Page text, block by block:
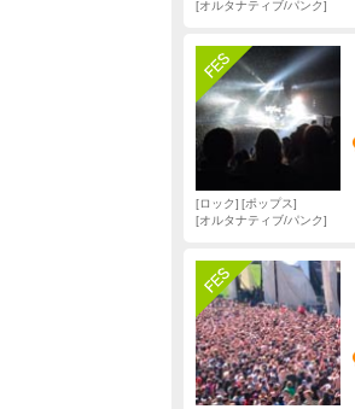
オルタナティブ/パンク
ロック
ポップス
オルタナティブ/パンク